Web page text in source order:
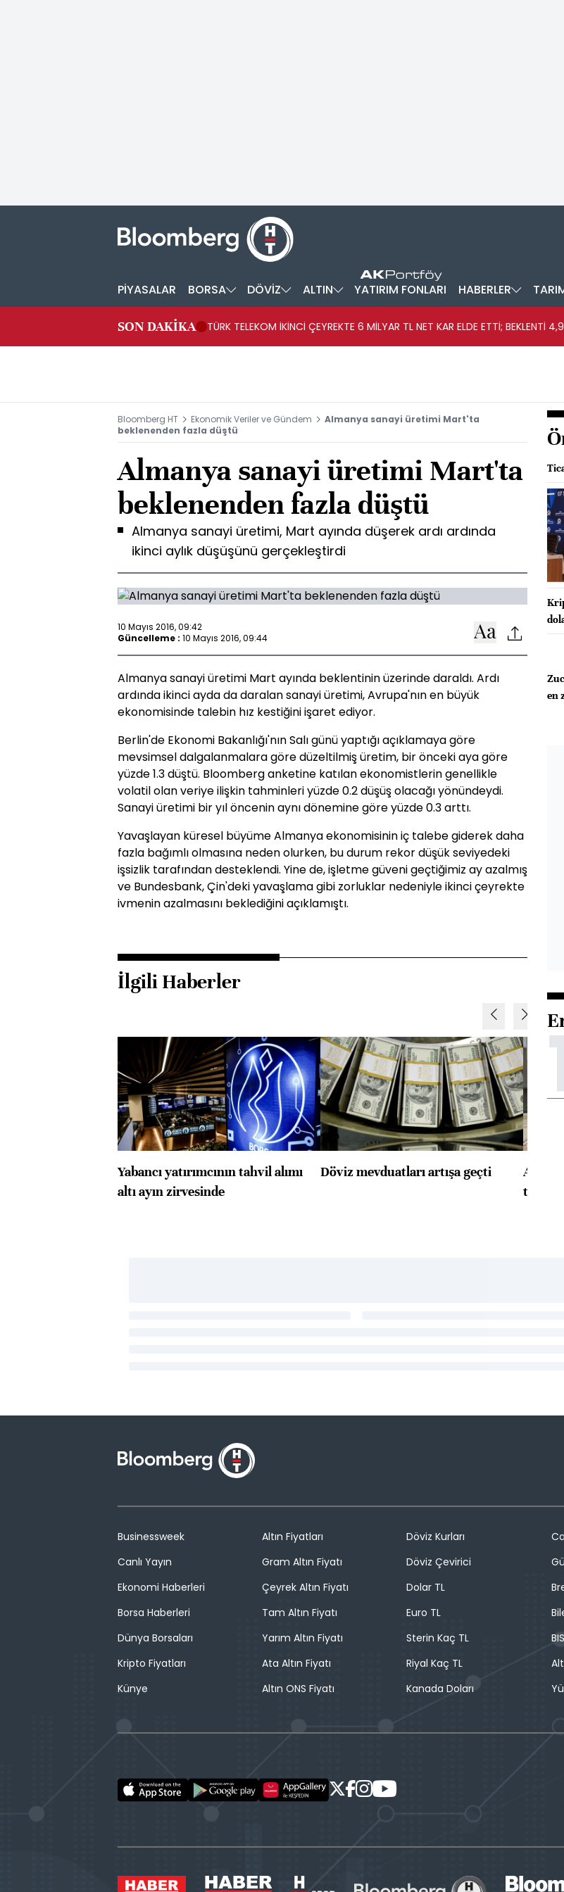
PİYASALAR BORSA DÖVİZ ALTIN YATIRIM FONLARI HABERLER
SON DAKİKA TÜRK TELEKOM İKİNCİ ÇEYREKTE 6 MİLYAR TL NET KAR ELDE ETTİ; BEKLENTİ
Bloomberg HT Ekonomik Veriler ve Gündem
Almanya sanayi üretimi Mart'ta
beklenenden fazla düştü
Almanya sanayi üretimi Mart'ta
beklenenden fazla düştü
Almanya sanayi üretimi, Mart ayında düşerek ardı ardında
ikinci aylık düşüşünü gerçekleştirdi
10 Mayıs 2016, 09:42
Güncelleme : 10 Mayıs 2016, 09:44
Almanya sanayi üretimi Mart ayında beklentinin üzerinde daraldı. Ardı
ardında ikinci ayda da daralan sanayi üretimi, Avrupa'nın en büyük
ekonomisinde talebin hız kestiğini işaret ediyor.
Berlin'de Ekonomi Bakanlığı'nın Salı günü yaptığı açıklamaya göre
mevsimsel dalgalanmalara göre düzeltilmiş üretim, bir önceki aya göre
yüzde 1.3 düştü. Bloomberg anketine katılan ekonomistlerin genellikle
volatil olan veriye ilişkin tahminleri yüzde 0.2 düşüş olacağı yönündeydi.
Sanayi üretimi bir yıl öncenin aynı dönemine göre yüzde 0.3 arttı.
Yavaşlayan küresel büyüme Almanya ekonomisinin iç talebe giderek daha
fazla bağımlı olmasına neden olurken, bu durum rekor düşük seviyedeki
işsizlik tarafından desteklendi. Yine de, işletme güveni geçtiğimiz ay azalmış
ve Bundesbank, Çin'deki yavaşlama gibi zorluklar nedeniyle ikinci çeyrekte
ivmenin azalmasını beklediğini açıklamıştı.
İlgili Haberler
Yabancı yatırımcının tahvil alımı
altı ayın zirvesinde
Döviz mevduatları artışa geçti
en
Businessweek
Canlı Yayın
Ekonomi Haberleri
Borsa Haberleri
Dünya Borsaları
Kripto Fiyatları
Künye
Altın Fiyatları
Gram Altın Fiyatı
Çeyrek Altın Fiyatı
Tam Altın Fiyatı
Yarım Altın Fiyatı
Ata Altın Fiyatı
Altın ONS Fiyatı
Döviz Kurları
Döviz Çevirici
Dolar TL
Euro TL
Sterin Kaç TL
Riyal Kaç TL
Kanada Doları